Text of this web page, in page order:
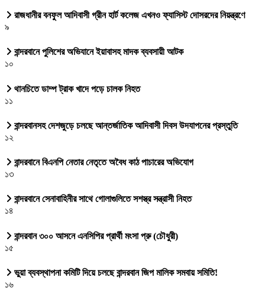
রাজধানীর বনফুল আদিবাসী গ্রীন হার্ট কলেজ এখনও ফ্যাসিস্ট দোসরদের নিয়ন্ত্রণে
৯
বান্দরবানে পুলিশের অভিযানে ইয়াবাসহ মাদক ব্যবসায়ী আটক
১০
থানচিতে ডাম্প ট্রাক খাদে পড়ে চালক নিহত
১১
বান্দরবানসহ দেশজুড়ে চলছে আন্তর্জাতিক আদিবাসী দিবস উদযাপনের প্রস্তুতি
১২
বান্দরবানে বিএনপি নেতার নেতৃতে অবৈধ কাঠ পাচারের অভিযোগ
১৩
বান্দরবানে সেনাবাহিনীর সাথে গোলাগুলিতে সশস্ত্র সন্ত্রাসী নিহত
১৪
বান্দরবান ৩০০ আসনে এনসিপির প্রার্থী মংসা প্রু (চৌধুরী)
১৫
ভুয়া ব্যবস্থাপনা কমিটি দিয়ে চলছে বান্দরবান জিপ মালিক সমবায় সমিতি!
১৬